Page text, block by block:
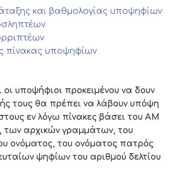
και βαθμολογίας υποψηφίων
πίνακας υποψηφίων
οι υποψήφιοι προκειμένου να δουν
τους θα πρέπει να λάβουν υπόψη
εν λόγω πίνακες βάσει του ΑΜ
των αρχικών γραμμάτων, του
ονόματος, του ονόματος πατρός
ψηφίων του αριθμού δελτίου